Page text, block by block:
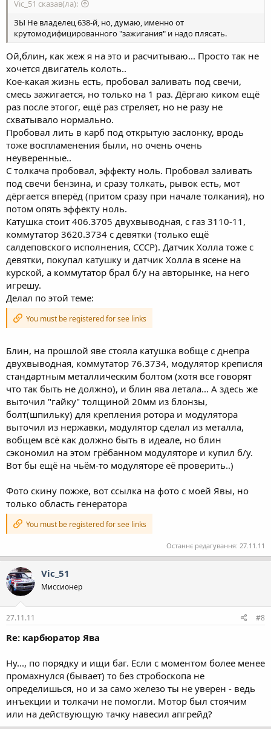
Vic_51 сказав(ла):
ЗЫ Не владелец 638-й, но, думаю, именно от
крутомодифицированного "зажигания" и надо плясать.
Ой,блин, как жеж я на это и расчитываю... Просто так не
хочется двигатель колоть..
Кое-какая жизнь есть, пробовал заливать под свечи,
смесь зажигается, но только на 1 раз. Дёргаю киком ещё
раз после этогог, ещё раз стреляет, но не разу не
схватывало нормально.
Пробовал лить в карб под открытую заслонку, вродь
тоже воспламенения были, но очень очень
неуверенные..
С толкача пробовал, эффекту ноль. Пробовал заливать
под свечи бензина, и сразу толкать, рывок есть, мот
дёргается вперёд (притом сразу при начале толкания), но
потом опять эффекту ноль.
Катушка стоит 406.3705 двухвыводная, с газ 3110-11,
коммутатор 3620.3734 с девятки (только ещё
салдеповского исполнения, СССР). Датчик Холла тоже с
девятки, покупал катушку и датчик Холла в ясене на
курской, а коммутатор брал б/у на авторынке, на него
игрешу.
Делал по этой теме:
You must be registered for see links
Блин, на прошлой яве стояла катушка вобще с днепра
двухвыводная, коммутатор 76.3734, модулятор креписля
стандартным металлическим болтом (хотя все говорят
что так быть не должно), и блин ява летала... А здесь же
выточил "гайку" толщиной 20мм из блонзы,
болт(шпильку) для крепления ротора и модулятора
выточил из нержавки, модулятор сделал из металла,
вобщем всё как должно быть в идеале, но блин
сэкономил на этом грёбанном модуляторе и купил б/у.
Вот бы ещё на чьём-то модуляторе её проверить..)
Фото скину пожже, вот ссылка на фото с моей Явы, но
только область генератора
You must be registered for see links
Останнє редагування: 27.11.11
Vic_51
Миссионер
27.11.11 #8
Re: карбюратор Ява
Ну..., по порядку и ищи баг. Если с моментом более менее
промахнулся (бывает) то без стробоскопа не
определишься, но и за само железо ты не уверен - ведь
инъекции и толкачи не помогли. Мотор был стоячим
или на действующую тачку навесил апгрейд?